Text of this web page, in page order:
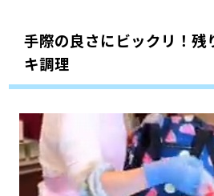
手際の良さにビックリ！残
キ調理